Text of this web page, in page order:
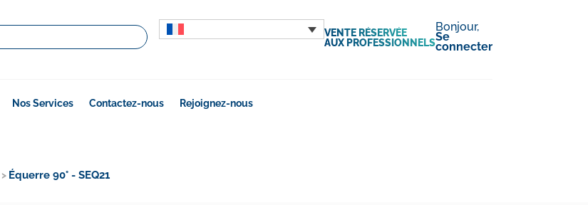
VENTE RÉSERVÉE
AUX PROFESSIONNELS
Bonjour,
Se
connecter
Nos Services Contactez-nous Rejoignez-nous
> Équerre 90° - SEQ21